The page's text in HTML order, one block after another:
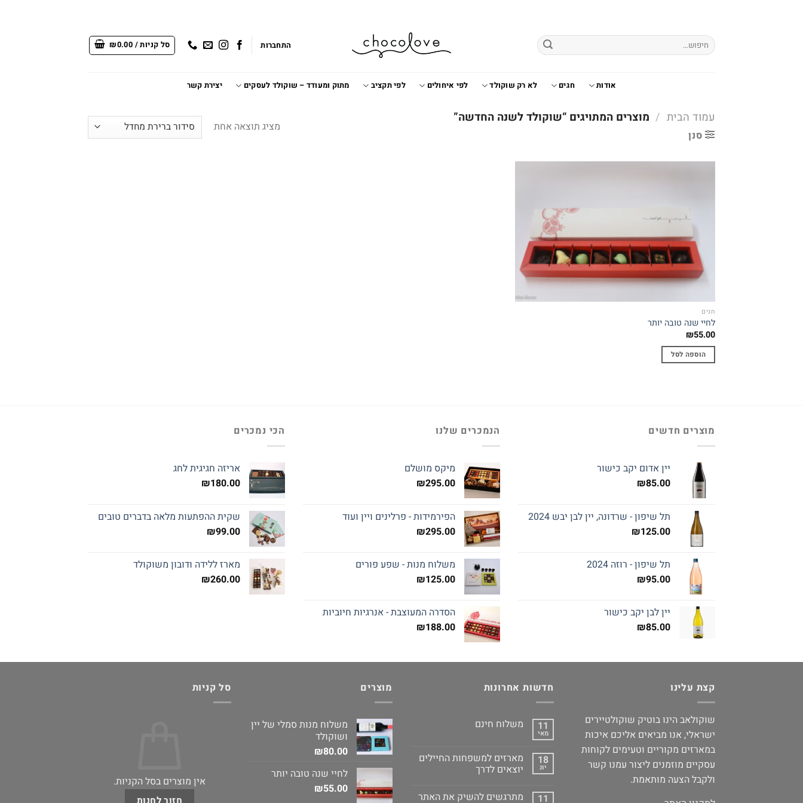
חיפוש
עבור:
התחברות סל קניות / ₪0.00
אודות חגים לא רק שוקולד לפי איחולים לפי תקציב מתוק ומעודד – שוקולד לעסקים יצירת קשר
עמוד הבית / מוצרים המתויגים “שוקולד לשנה החדשה”
סנן
מציג תוצאה אחת
חגים
לחיי שנה טובה יותר
₪55.00
הוספה לסל
מוצרים חדשים
יין אדום יקב כישור
₪85.00
תל שיפון - שרדונה, יין לבן יבש 2024
₪125.00
תל שיפון - רוזה 2024
₪95.00
יין לבן יקב כישור
₪85.00
הנמכרים שלנו
מיקס מושלם
₪295.00
הפירמידות - פרלינים ויין ועוד
₪295.00
משלוח מנות - שפע פורים
₪125.00
הסדרה המעוצבת - אנרגיות חיוביות
₪188.00
הכי נמכרים
אריזה חגיגית לחג
₪180.00
שקית ההפתעות מלאה בדברים טובים
₪99.00
מארז ללידה ודובון משוקולד
₪260.00
קצת עלינו
שוקולאב הינו בוטיק שוקולטיירים
ישראלי, אנו מביאים אליכם איכות
במארזים מקוריים וטעימים לקוחות
עסקיים מוזמנים ליצור עמנו קשר
ולקבל הצעה מותאמת.
חדשות אחרונות
11
מאי
משלוח חינם
18
יונ
מארזים למשפחות החיילים
יוצאים לדרך
11 מתרגשים להשיק את האתר
מוצרים
משלוח מנות סמלי של יין
ושוקולד
₪80.00
לחיי שנה טובה יותר
₪55.00
סל קניות
אין מוצרים בסל הקניות.